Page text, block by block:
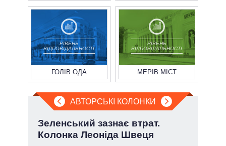
РІВЕНЬ
ВІДПОВІДАЛЬНОСТІ
ГОЛІВ ОДА
РІВЕНЬ
ВІДПОВІДАЛЬНОСТІ
МЕРІВ МІСТ
АВТОРСЬКІ КОЛОНКИ
Зеленський зазнає втрат.
Колонка Леоніда Швеця